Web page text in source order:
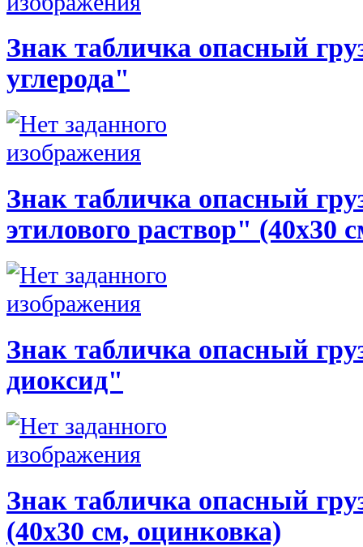
Знак табличка опасный
углерода"
Знак табличка опасный
этилового раствор" (40х30
Знак табличка опасный
диоксид"
Знак табличка опасный
(40х30 см, оцинковка)